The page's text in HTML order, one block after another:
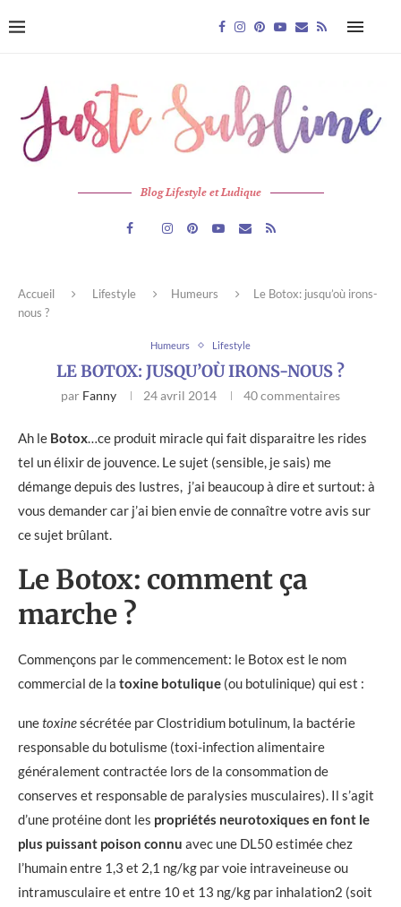
Blog Lifestyle et Ludique
Accueil Lifestyle Humeurs
Le Botox: jusqu’où irons-
nous ?
Humeurs Lifestyle
LE BOTOX: JUSQU’OÙ IRONS-NOUS ?
par Fanny 24 avril 2014 40 commentaires
Ah le Botox…ce produit miracle qui fait disparaitre les rides
tel un élixir de jouvence. Le sujet (sensible, je sais) me
démange depuis des lustres, j’ai beaucoup à dire et surtout: à
vous demander car j’ai bien envie de connaître votre avis sur
ce sujet brûlant.
Le Botox: comment ça
marche ?
Commençons par le commencement: le Botox est le nom
commercial de la toxine botulique (ou botulinique) qui est :
unetoxinesécrétée par Clostridium botulinum, la bactérie
responsable du botulisme (toxi-infection alimentaire
généralement contractée lors de la consommation de
conserves et responsable de paralysies musculaires). Il s’agit
d’une protéine dont les propriétés neurotoxiques en font le
plus puissant poison connu avec une DL50 estimée chez
l’humain entre 1,3 et 2,1 ng/kg par voie intraveineuse ou
intramusculaire et entre 10 et 13 ng/kg par inhalation2 (soit